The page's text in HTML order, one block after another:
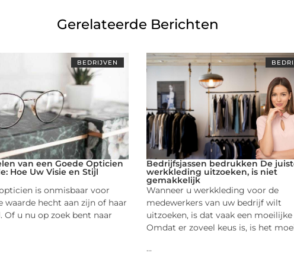
Gerelateerde Berichten
BEDRIJVEN
van een Goede Opticien
Hoe Uw Visie en Stijl
is onmisbaar voor
waarde hecht aan zijn of haar
Of u nu op zoek bent naar
Bedrijfsjassen bedrukken De
werkkleding uitzoeken, is niet
gemakkelijk
Wanneer u werkkleding voor de
medewerkers van uw bedrijf wilt
uitzoeken, is dat vaak een moeilijke
Omdat er zoveel keus is, is het
...